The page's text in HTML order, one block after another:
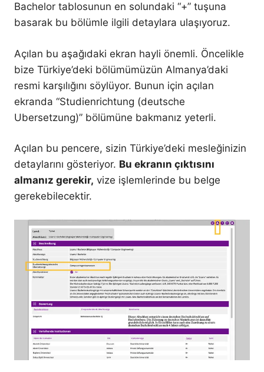
Bachelor tablosunun en solundaki “+” tuşuna
basarak bu bölümle ilgili detaylara ulaşıyoruz.
Açılan bu aşağıdaki ekran hayli önemli. Öncelikle
bize Türkiye’deki bölümümüzün Almanya’daki
resmi karşılığını söylüyor. Bunun için açılan
ekranda “Studienrichtung (deutsche
Ubersetzung)” bölümüne bakmanız yeterli.
Açılan bu pencere, sizin Türkiye’deki mesleğinizin
detaylarını gösteriyor. Bu ekranın çıktısını
almanız gerekir, vize işlemlerinde bu belge
gerekebilecektir.